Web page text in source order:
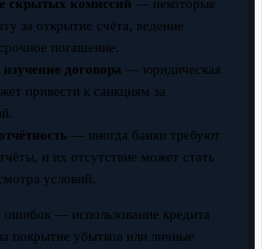
скрытых комиссий — некоторые
за открытие счёта, ведение
погашение.
договора — юридическая
привести к санкциям за
— иногда банки требуют
и их отсутствие может стать
условий.
— использование кредита
покрытие убытков или личные